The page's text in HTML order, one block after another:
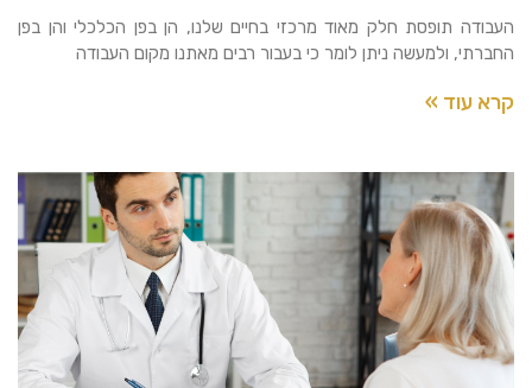
העבודה תופסת חלק מאוד מרכזי בחיים שלנו, הן בפן הכלכלי והן בפן
החברתי, ולמעשה ניתן לומר כי בעבור רבים מאתנו מקום העבודה
קרא עוד »